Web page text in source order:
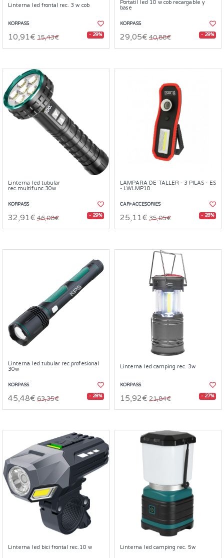
Linterna led frontal rec. 3 w cob
KORPASS
10,91€ 15,43€ - 29%
Portatil led 10 w cob recargable y
base
KORPASS
29,05€ 40,88€ - 29%
Linterna led tubular
rec.multifunc.30w
KORPASS
32,91€ 46,08€ - 29%
LAMPARA DE TALLER - 3 PILAS - ES
- LWLMP10
CAR+ACCESORIES
25,11€ 35,05€ - 28%
Linterna led tubular rec.profesional
30w
KORPASS
45,48€ 63,35€ - 28%
Linterna led camping rec. 3w
KORPASS
15,92€ 21,84€ - 27%
Linterna led bici frontal rec.10 w Linterna led camping rec. 5w